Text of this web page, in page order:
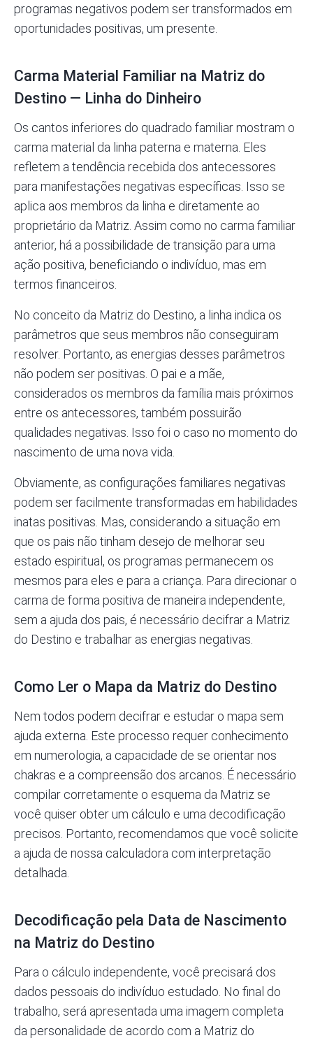
programas negativos podem ser transformados em
oportunidades positivas, um presente.
Carma Material Familiar na Matriz do
Destino — Linha do Dinheiro
Os cantos inferiores do quadrado familiar mostram o
carma material da linha paterna e materna. Eles
refletem a tendência recebida dos antecessores
para manifestações negativas específicas. Isso se
aplica aos membros da linha e diretamente ao
proprietário da Matriz. Assim como no carma familiar
anterior, há a possibilidade de transição para uma
ação positiva, beneficiando o indivíduo, mas em
termos financeiros.
No conceito da Matriz do Destino, a linha indica os
parâmetros que seus membros não conseguiram
resolver. Portanto, as energias desses parâmetros
não podem ser positivas. O pai e a mãe,
considerados os membros da família mais próximos
entre os antecessores, também possuirão
qualidades negativas. Isso foi o caso no momento do
nascimento de uma nova vida.
Obviamente, as configurações familiares negativas
podem ser facilmente transformadas em habilidades
inatas positivas. Mas, considerando a situação em
que os pais não tinham desejo de melhorar seu
estado espiritual, os programas permanecem os
mesmos para eles e para a criança. Para direcionar o
carma de forma positiva de maneira independente,
sem a ajuda dos pais, é necessário decifrar a Matriz
do Destino e trabalhar as energias negativas.
Como Ler o Mapa da Matriz do Destino
Nem todos podem decifrar e estudar o mapa sem
ajuda externa. Este processo requer conhecimento
em numerologia, a capacidade de se orientar nos
chakras e a compreensão dos arcanos. É necessário
compilar corretamente o esquema da Matriz se
você quiser obter um cálculo e uma decodificação
precisos. Portanto, recomendamos que você solicite
a ajuda de nossa calculadora com interpretação
detalhada.
Decodificação pela Data de Nascimento
na Matriz do Destino
Para o cálculo independente, você precisará dos
dados pessoais do indivíduo estudado. No final do
trabalho, será apresentada uma imagem completa
da personalidade de acordo com a Matriz do